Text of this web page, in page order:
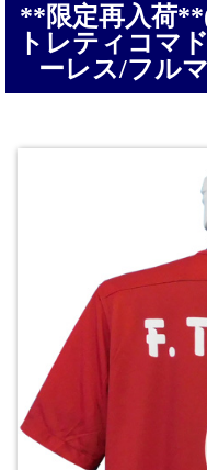
**限定再入荷
トレティコマ
ーレス/フル